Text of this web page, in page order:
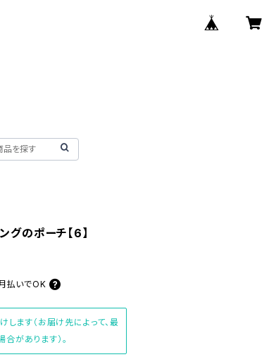
グのポーチ【6】
払いでOK
ます（お届け先によって、最
があります）。